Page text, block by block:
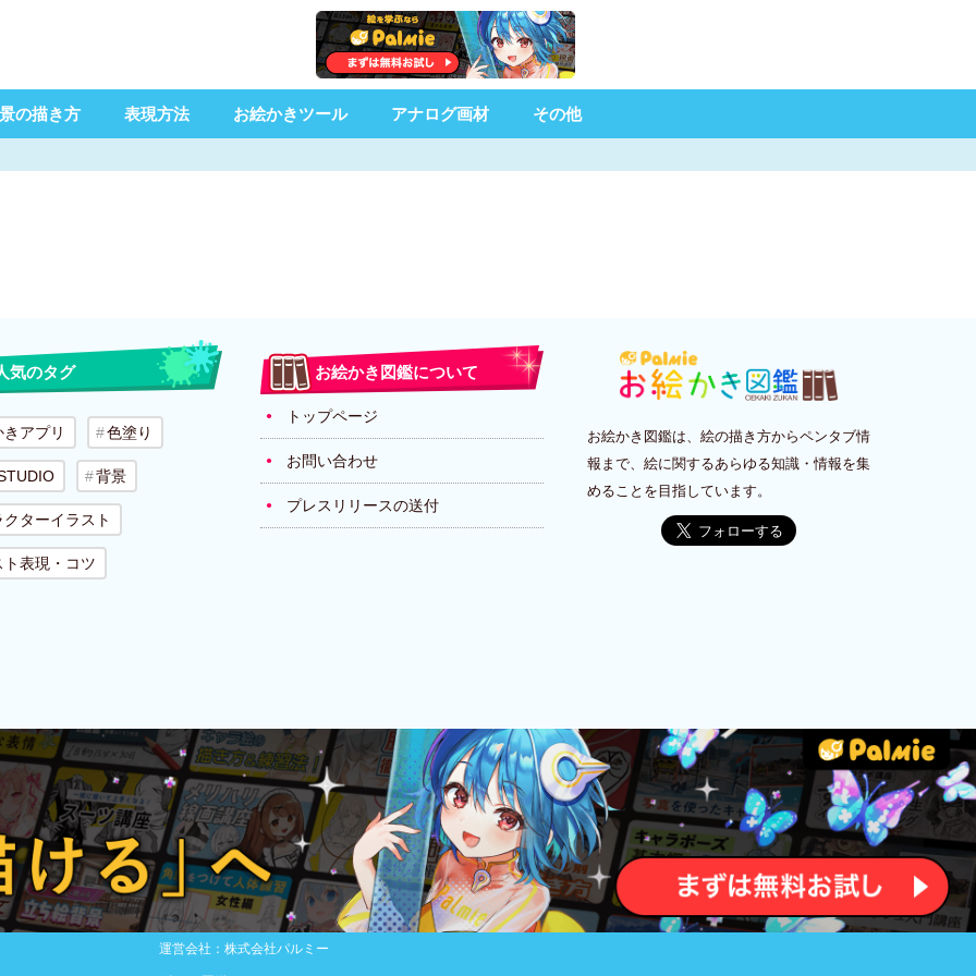
の描き方 表現方法 お絵かきツール アナログ画材 その他
気のタグ
アプリ 色塗り
背景
ターイラスト
ト表現・コツ
お絵かき図鑑について
トップページ
お問い合わせ
プレスリリースの送付
お絵かき図鑑は、絵の描き方からペンタブ情
報まで、絵に関するあらゆる知識・情報を集
めることを目指しています。
運営会社：株式会社パルミー